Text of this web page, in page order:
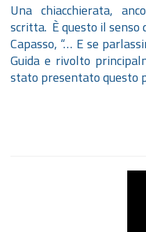
Una chiacchierata,
scritta. È questo il
Capasso, “… E se
Guida e rivolto
stato presentato questo